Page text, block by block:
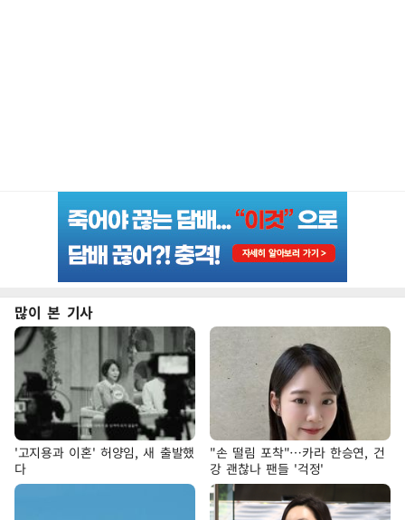
많이 본 기사
'고지용과 이혼' 허양임, 새 출발했
다
"손 떨림 포착"…카라 한승연, 건
강 괜찮나 팬들 '걱정'